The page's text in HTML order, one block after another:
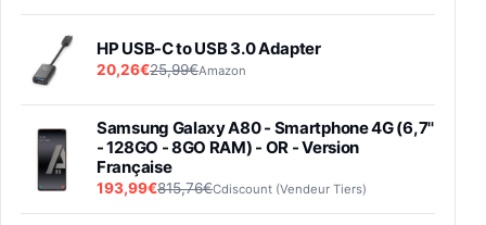
HP USB-C to USB 3.0 Adapter
20,26€25,99€Amazon
Samsung Galaxy A80 - Smartphone 4G (6,7''
- 128GO - 8GO RAM) - OR - Version
Française
193,99€815,76€Cdiscount (Vendeur Tiers)